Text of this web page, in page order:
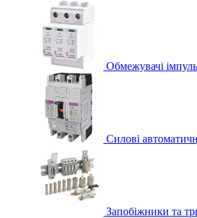
Обмежувачі
Силові
Запобіжники та